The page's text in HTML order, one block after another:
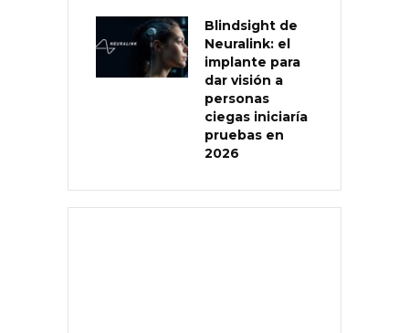
Blindsight de
Neuralink: el
implante para
dar visión a
personas
ciegas iniciaría
pruebas en
2026